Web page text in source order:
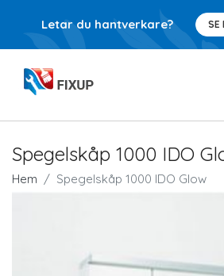
Letar du hantverkare? SE
Spegelskåp 1000 IDO
Hem Spegelskåp 1000 IDO Glow